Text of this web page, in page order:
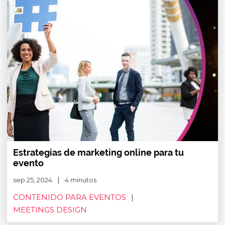
Estrategias de marketing online para tu
evento
sep 25, 2024 4 minutos
CONTENIDO PARA EVENTOS
MEETINGS DESIGN